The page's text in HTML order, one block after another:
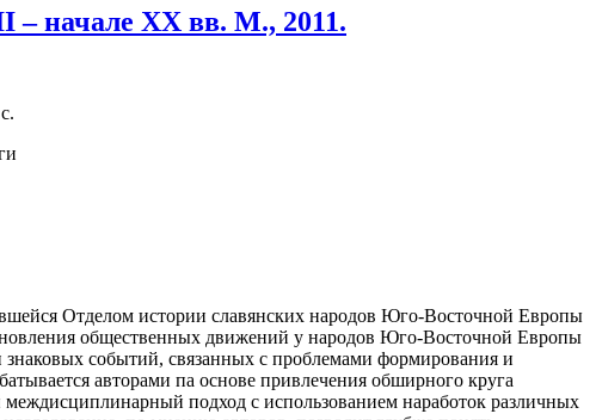
начале XX вв. М., 2011.
Отделом истории славянских народов Юго-Восточной Европы
общественных движений у народов Юго-Восточной Европы
событий, связанных с проблемами формирования и
авторами па основе привле­чения обширного круга
подход с использованием наработок различных